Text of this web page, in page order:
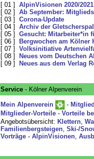
[ 01 ] AlpinVisionen 2020/2021
[ 02 ] Ab September:
[ 03 ] Corona-Update
[ 04 ] Archiv der
[ 05 ] Gesucht: Mitarbeiter*in
[ 06 ]
Bergwochen am Kölner
[ 07 ] Volksinitiative
[ 08 ]
Neues vom Deutschen
[ 09 ]
Neues aus dem Verlag
Service- Kölner Alpenverein
Mein Alpenverein -
Mitglieder-Vorteile- Vorteile
Angebotsübersicht: Klettern,
Familienbergsteigen, Ski-/
Vorträge - AlpinVisionen,